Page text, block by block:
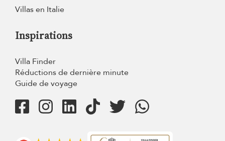
Villas en Italie
Inspirations
Villa Finder
Réductions de dernière minute
Guide de voyage